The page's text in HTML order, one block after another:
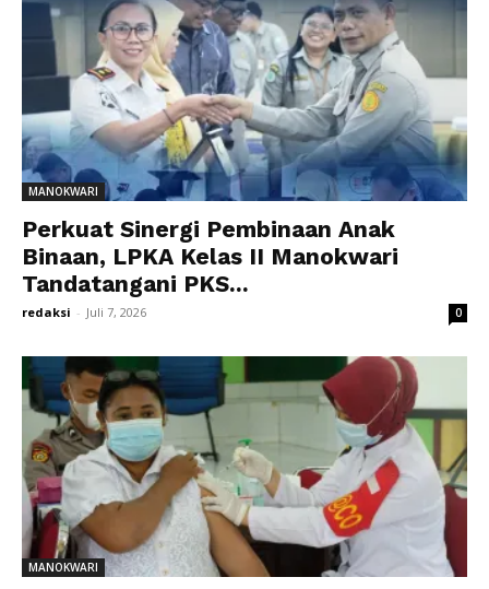
MANOKWARI
Perkuat Sinergi Pembinaan Anak
Binaan, LPKA Kelas II Manokwari
Tandatangani PKS...
redaksi - Juli 7, 2026 0
MANOKWARI